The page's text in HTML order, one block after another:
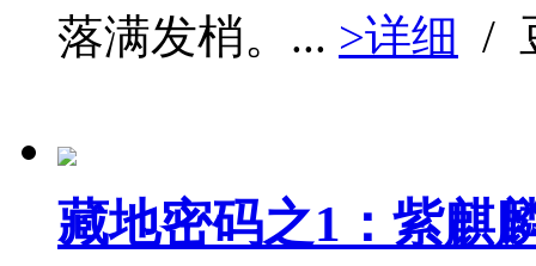
落满发梢。... >详细 /
藏地密码之1：紫麒